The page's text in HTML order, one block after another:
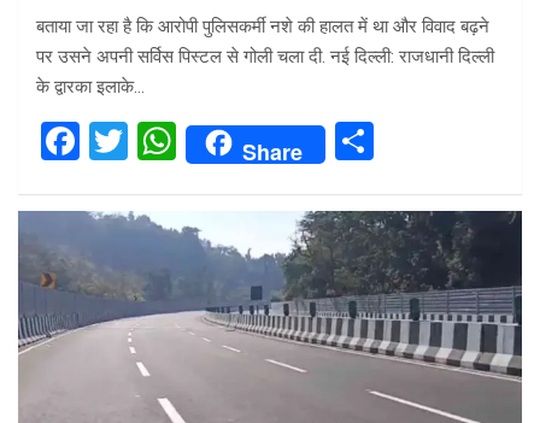
बताया जा रहा है कि आरोपी पुलिसकर्मी नशे की हालत में था और विवाद बढ़ने
पर उसने अपनी सर्विस पिस्टल से गोली चला दी. नई दिल्ली: राजधानी दिल्ली
के द्वारका इलाके…
F
ce
b
o
o
T
tt
er
W
h
at
A
p
Share
ar
e